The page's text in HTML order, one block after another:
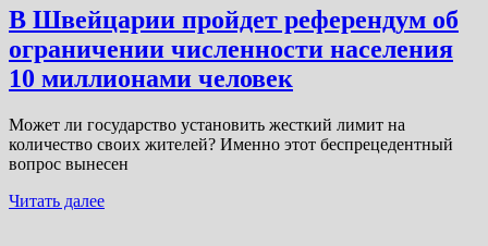
В Швейцарии пройдет референдум об
ограничении численности населения
10 миллионами человек
Может ли государство установить жесткий лимит на
количество своих жителей? Именно этот беспрецедентный
вопрос вынесен
Читать далее